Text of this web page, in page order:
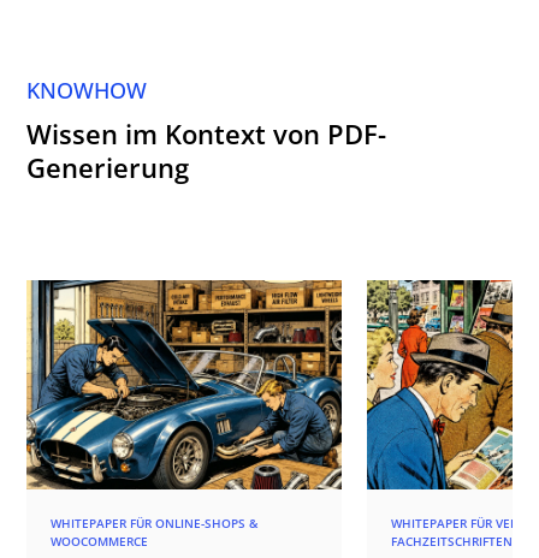
KNOWHOW
Wissen im Kontext von PDF-
Generierung
WHITEPAPER FÜR ONLINE-SHOPS &
WOOCOMMERCE
WHITEPAPER FÜR
FACHZEITSCHRIFTEN